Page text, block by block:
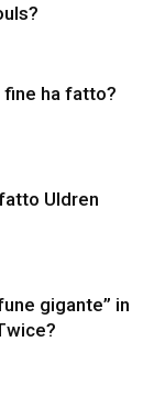
fine ha fatto?
Uldren
gigante” in